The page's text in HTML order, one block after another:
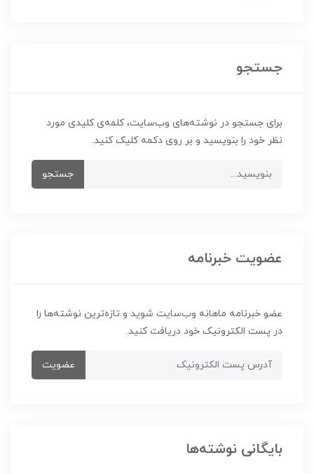
جستجو
برای جستجو در نوشته‌های وب‌سایت، کلمه‌ی کلیدی مورد
نظر خود را بنویسید و بر روی دکمه کلیک کنید.
جستجو
عضویت خبرنامه
عضو خبرنامه ماهانه وب‌سایت شوید و تازه‌ترین نوشته‌ها را
در پست الکترونیک خود دریافت کنید.
عضویت
بایگانی نوشته‌ها